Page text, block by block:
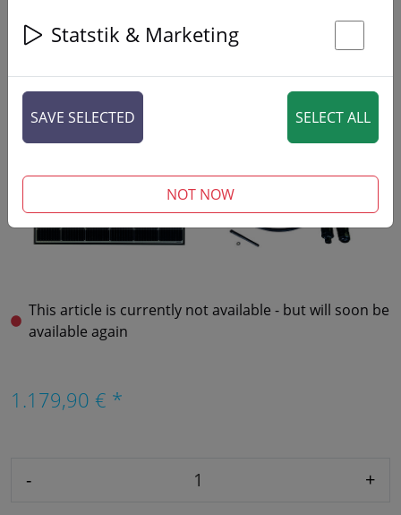
This article is currently not available - but will soon be
available again
1.179,90 € *
- +
Statstik & Marketing
SAVE SELECTED SELECT ALL
NOT NOW